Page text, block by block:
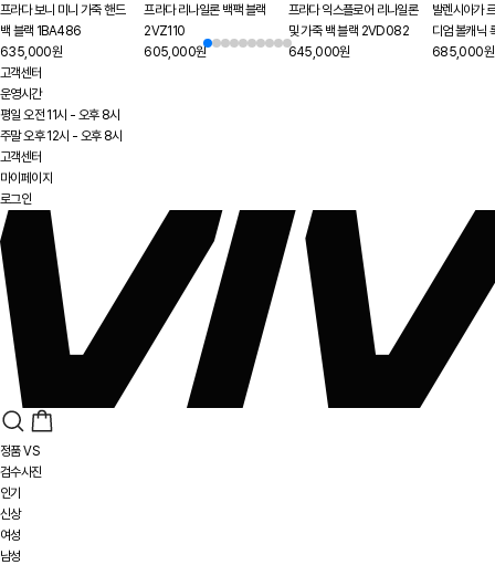
프라다 보니 미니 가죽 핸드
백 블랙 1BA486
635,000원
프라다 리나일론 백팩 블랙
2VZ110
605,000원
프라다 익스플로어 리나일론
및 가죽 백 블랙 2VD082
645,000원
발렌시아가
디엄 볼캐
685,000원
고객센터
운영시간
평일 오전 11시 - 오후 8시
주말 오후 12시 - 오후 8시
고객센터
마이페이지
로그인
정품 VS
검수사진
인기
신상
여성
남성